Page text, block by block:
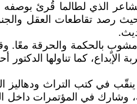
كاشفًا عن وجوهٍ خفية للشاعر الذي
(الجزائر 2016)، فقد جسّد قدرة بحثية عالية،
(2016) كانت مرآة لقلقٍ شعريّ، وبوحٍ داخليّ مشوبٍ
كما تناولها الدكتور
في كتب التراث ودهاليز
وشارك في المؤتمرات داخل